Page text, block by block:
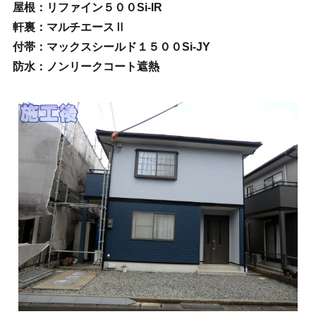
屋根：リファイン５００Si‐IR
軒裏：マルチエースⅡ
付帯：マックスシールド１５００Si‐JY
防水：ノンリークコート遮熱